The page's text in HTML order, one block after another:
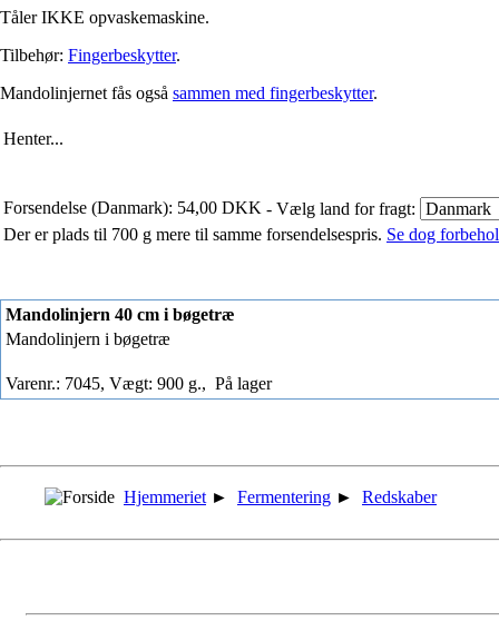
Tåler IKKE opvaskemaskine.
Tilbehør: Fingerbeskytter.
Mandolinjernet fås også sammen med fingerbeskytter.
Henter...
Forsendelse (Danmark): 54,00 DKK - Vælg land for fragt:
Der er plads til 700 g mere til samme forsendelsespris. Se dog
Mandolinjern 40 cm i bøgetræ
Mandolinjern i bøgetræ
Varenr.: 7045, Vægt: 900 g., På lager
Hjemmeriet ► Fermentering ► Redskaber